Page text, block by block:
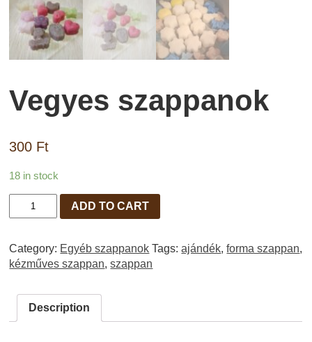
Vegyes szappanok
300 Ft
18 in stock
VEGYES
SZAPPANOK
ADD TO CART
Category: Egyéb szappanok Tags:ajándék,forma szappan,
kézműves szappan,szappan
Description